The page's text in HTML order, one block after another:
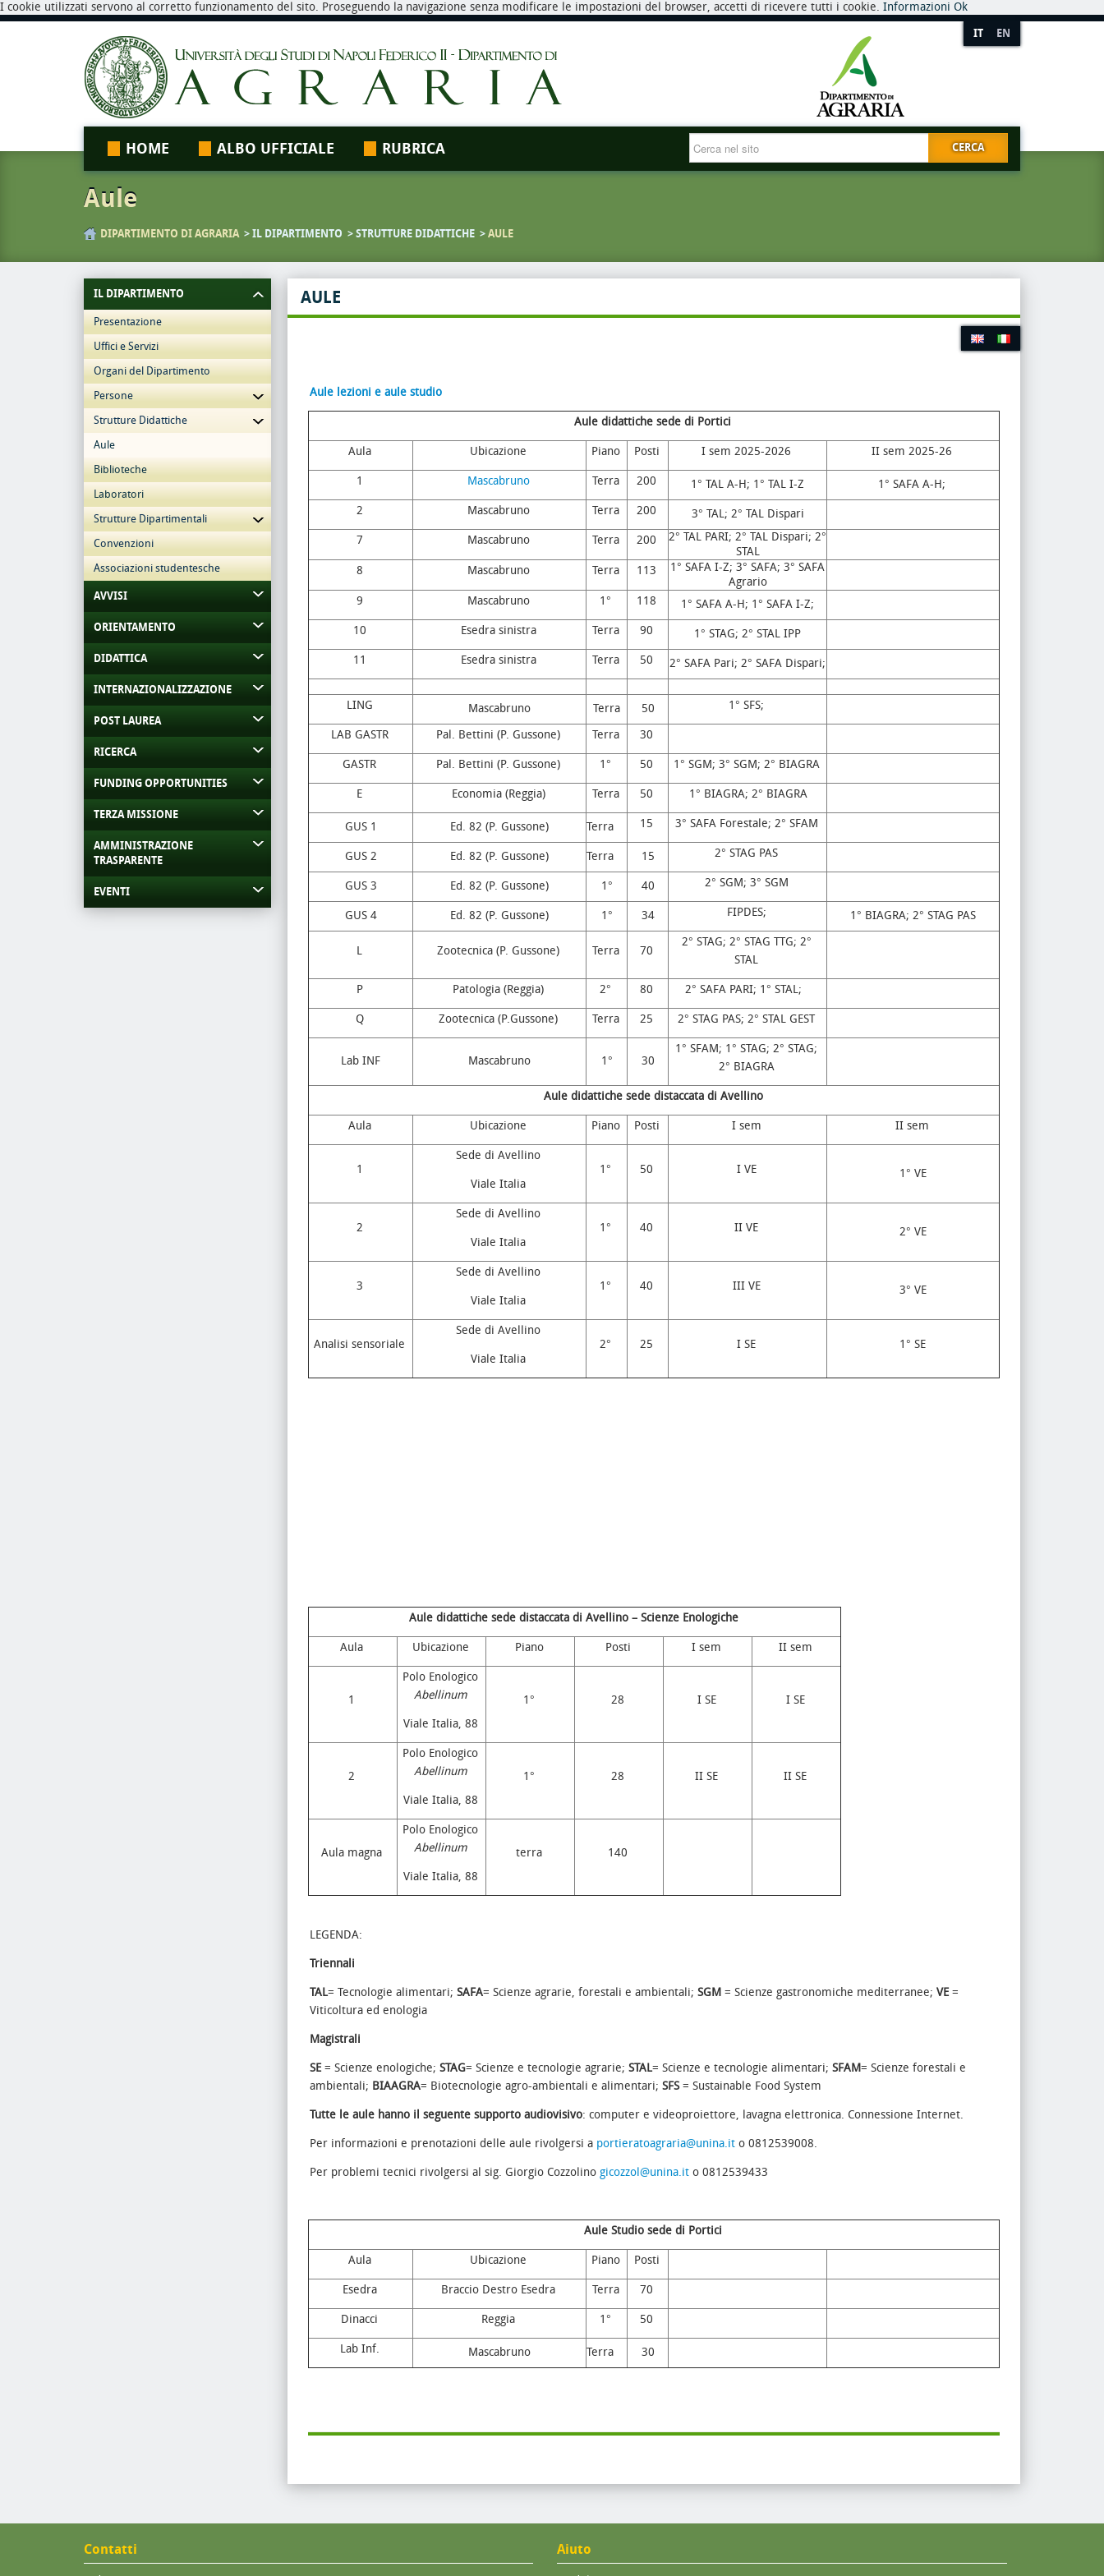
I cookie utilizzati servono al corretto funzionamento del sito. Proseguendo la navigazione senza modificare le impostazioni del browser, accetti di ricevere tutti i cookie. Informazioni Ok
IT EN
HOME ALBO UFFICIALE RUBRICA CERCA
Aule
DIPARTIMENTO DI AGRARIA IL DIPARTIMENTO STRUTTURE DIDATTICHE AULE
IL DIPARTIMENTO
Presentazione
Uffici e Servizi
Organi del Dipartimento
Persone
Strutture Didattiche
Aule
Biblioteche
Laboratori
Strutture Dipartimentali
Convenzioni
Associazioni studentesche
AVVISI
ORIENTAMENTO
DIDATTICA
INTERNAZIONALIZZAZIONE
POST LAUREA
RICERCA
FUNDING OPPORTUNITIES
TERZA MISSIONE
AMMINISTRAZIONE
TRASPARENTE
EVENTI
AULE
Aule lezioni e aule studio
Aule didattiche sede di Portici
Aula Ubicazione Piano Posti I sem 2025-2026 II sem 2025-26
1 Mascabruno Terra 200 1° TAL A-H; 1° TAL I-Z
1° SAFA A-H;
2
Mascabruno Terra 200
3° TAL; 2° TAL Dispari
7
Mascabruno Terra 200
2° TAL PARI; 2° TAL Dispari; 2°
STAL
8
Mascabruno Terra 113
1° SAFA I-Z; 3° SAFA; 3° SAFA
Agrario
9
Mascabruno 1° 118
1° SAFA A-H; 1° SAFA I-Z;
10
Esedra sinistra Terra 90
1° STAG; 2° STAL IPP
11
Esedra sinistra Terra 50 2° SAFA Pari; 2° SAFA Dispari;
LING Mascabruno Terra 50 1° SFS;
LAB GASTR Pal. Bettini (P. Gussone) Terra 30
GASTR Pal. Bettini (P. Gussone) 1° 50 1° SGM; 3° SGM; 2° BIAGRA
E Economia (Reggia) Terra 50 1° BIAGRA; 2° BIAGRA
GUS 1 Ed. 82 (P. Gussone) Terra 15 3° SAFA Forestale; 2° SFAM
GUS 2 Ed. 82 (P. Gussone) Terra 15 2° STAG PAS
GUS 3 Ed. 82 (P. Gussone) 1° 40 2° SGM; 3° SGM
GUS 4 Ed. 82 (P. Gussone) 1° 34 FIPDES; 1° BIAGRA; 2° STAG PAS
L Zootecnica (P. Gussone) Terra 70
2° STAG; 2° STAG TTG; 2°
STAL
P Patologia (Reggia) 2° 80 2° SAFA PARI; 1° STAL;
Q Zootecnica (P.Gussone) Terra 25 2° STAG PAS; 2° STAL GEST
Lab INF Mascabruno 1° 30
1° SFAM; 1° STAG; 2° STAG;
2° BIAGRA
Aule didattiche sede distaccata di Avellino
Aula Ubicazione Piano Posti I sem II sem
1
Sede di Avellino
Viale Italia
1° 50 I VE 1° VE
2
Sede di Avellino
Viale Italia
1° 40 II VE 2° VE
3
Sede di Avellino
Viale Italia
1° 40 III VE 3° VE
Analisi sensoriale
Sede di Avellino
Viale Italia
2° 25 I SE 1° SE
Aule didattiche sede distaccata di Avellino – Scienze Enologiche
Aula Ubicazione Piano Posti I sem II sem
1
Polo Enologico
Abellinum
Viale Italia, 88
1° 28 I SE I SE
2
Polo Enologico
Abellinum
Viale Italia, 88
1° 28 II SE II SE
Aula magna
Polo Enologico
Abellinum
Viale Italia, 88
terra 140
LEGENDA:
Triennali
TAL= Tecnologie alimentari; SAFA= Scienze agrarie, forestali e ambientali; SGM = Scienze gastronomiche mediterranee; VE =
Viticoltura ed enologia
Magistrali
SE = Scienze enologiche; STAG= Scienze e tecnologie agrarie; STAL= Scienze e tecnologie alimentari; SFAM= Scienze forestali e
ambientali; BIAAGRA= Biotecnologie agro-ambientali e alimentari; SFS= Sustainable Food System
Tutte le aule hanno il seguente supporto audiovisivo: computer e videoproiettore, lavagna elettronica. Connessione Internet.
Per informazioni e prenotazioni delle aule rivolgersi a portieratoagraria@unina.it o 0812539008.
Per problemi tecnici rivolgersi al sig. Giorgio Cozzolino gicozzol@unina.it o 0812539433
Aule Studio sede di Portici
Aula Ubicazione Piano Posti
Esedra Braccio Destro Esedra Terra 70
Dinacci Reggia 1° 50
Lab Inf. Mascabruno Terra 30
Contatti Aiuto